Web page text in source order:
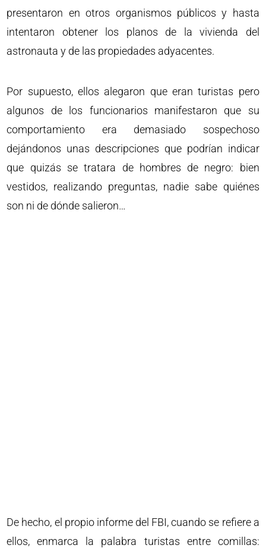
presentaron en otros organismos públicos y hasta
intentaron obtener los planos de la vivienda del
astronauta y de las propiedades adyacentes.
Por supuesto, ellos alegaron que eran turistas pero
algunos de los funcionarios manifestaron que su
comportamiento era demasiado sospechoso
dejándonos unas descripciones que podrían indicar
que quizás se tratara de hombres de negro: bien
vestidos, realizando preguntas, nadie sabe quiénes
son ni de dónde salieron…
De hecho, el propio informe del FBI, cuando se refiere a
ellos, enmarca la palabra turistas entre comillas: